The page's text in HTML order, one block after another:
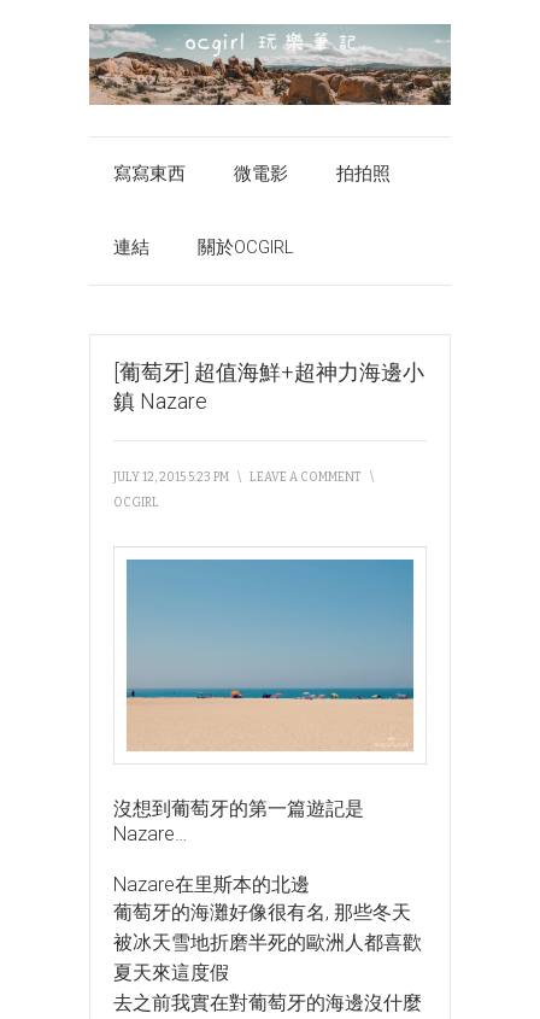
寫寫東西 微電影 拍拍照
連結 關於OCGIRL
[葡萄牙] 超值海鮮+超神力海邊小
鎮 Nazare
JULY 12, 2015 5:23 PM \ LEAVE A COMMENT
\
OCGIRL
沒想到葡萄牙的第一篇遊記是
Nazare…
Nazare在里斯本的北邊
葡萄牙的海灘好像很有名, 那些冬天
被冰天雪地折磨半死的歐洲人都喜歡
夏天來這度假
去之前我實在對葡萄牙的海邊沒什麼